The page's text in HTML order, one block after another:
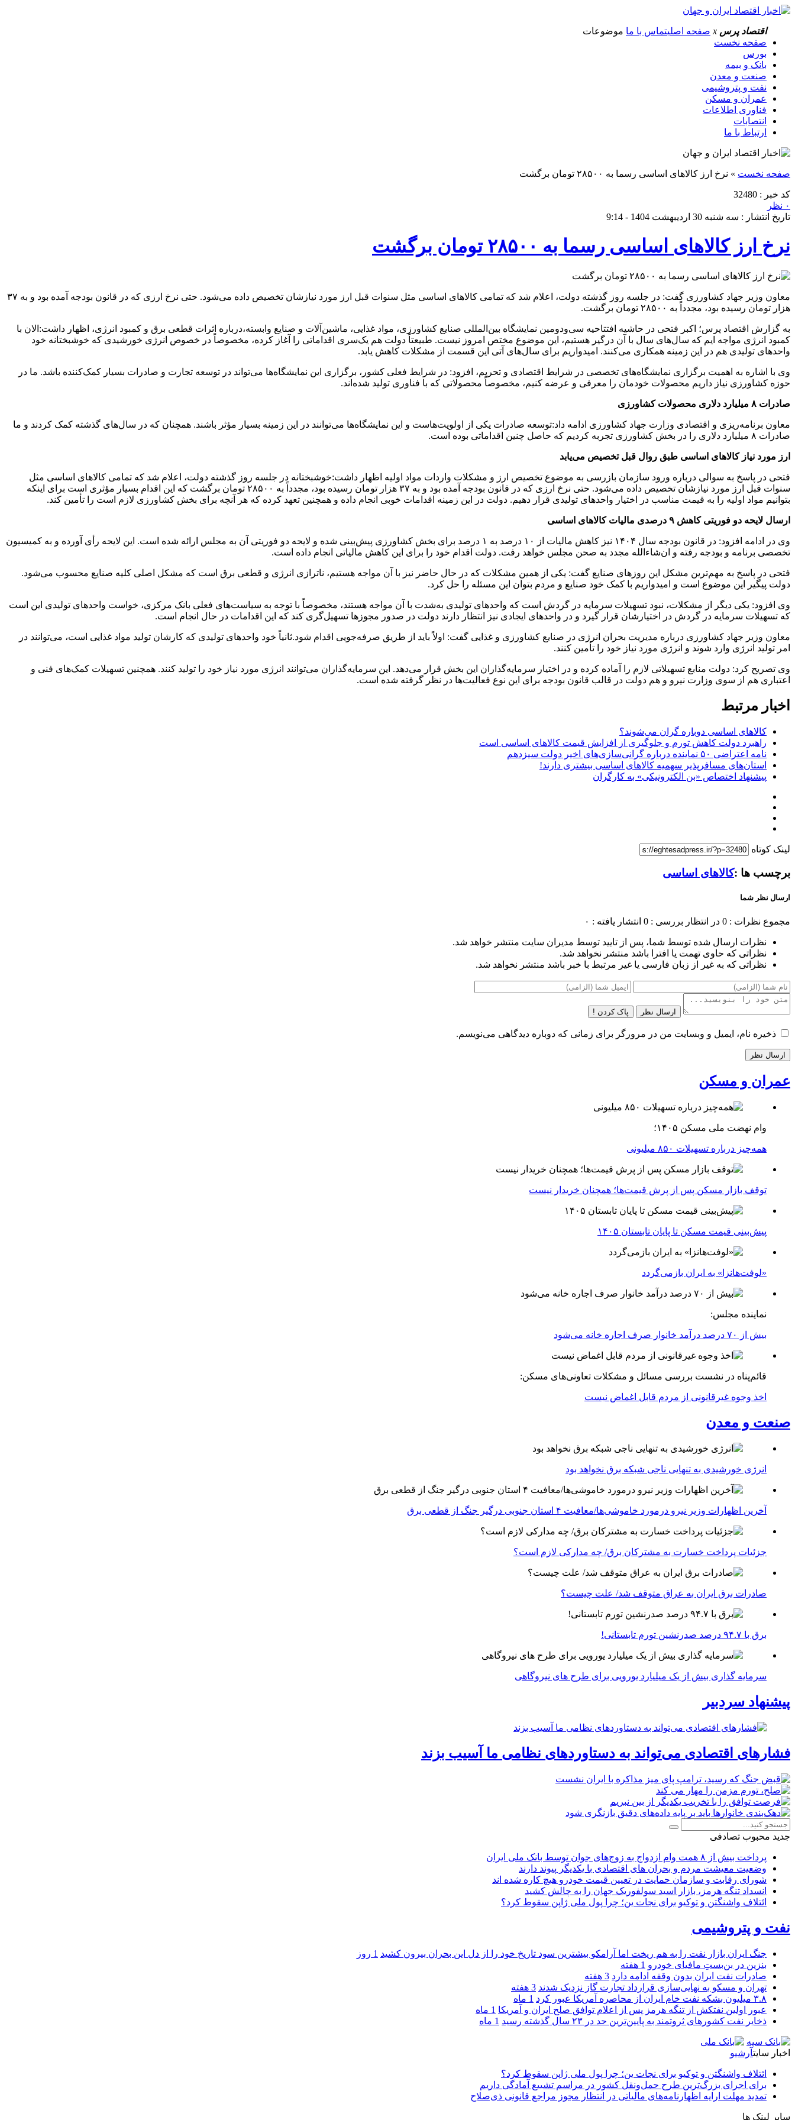
اقتصاد پرس x صفحه اصلیتماس با ما موضوعات
صفحه نخست
بورس
بانک و بیمه
صنعت و معدن
نفت و پتروشیمی
عمران و مسکن
فناوری اطلاعات
انتصابات
ارتباط با ما
صفحه نخست » نرخ ارز کالاهای اساسی رسما به ۲۸۵۰۰ تومان برگشت
کد خبر : 32480
۰ نظر
تاریخ انتشار : سه شنبه 30 اردیبهشت 1404 - 9:14
نرخ ارز کالاهای اساسی رسما به ۲۸۵۰۰ تومان برگشت
معاون وزیر جهاد کشاورزی گفت: در جلسه روز گذشته دولت، اعلام شد که تمامی کالاهای اساسی مثل سنوات قبل ارز مورد نیازشان تخصیص داده می‌شود. حتی نرخ ارزی که در قانون بودجه آمده بود و به ۳۷
هزار تومان رسیده بود، مجدداً به ۲۸۵۰۰ تومان برگشت.
به گزارش اقتصاد پرس؛ اکبر فتحی در حاشیه افتتاحیه سی‌ودومین نمایشگاه بین‌المللی صنایع کشاورزی، مواد غذایی، ماشین‌آلات و صنایع وابسته،درباره اثرات قطعی برق و کمبود انرژی، اظهار داشت:الان با
کمبود انرژی مواجه ایم که سال‌های سال با آن درگیر هستیم، این موضوع مختص امروز نیست. طبیعتاً دولت هم یک‌سری اقداماتی را آغاز کرده، مخصوصاً در خصوص انرژی خورشیدی که خوشبختانه خود
واحدهای تولیدی هم در این زمینه همکاری می‌کنند. امیدواریم برای سال‌های آتی این قسمت از مشکلات کاهش یابد.
وی با اشاره به اهمیت برگزاری نمایشگاه‌های تخصصی در شرایط اقتصادی و تحریم، افزود: در شرایط فعلی کشور، برگزاری این نمایشگاه‌ها می‌تواند در توسعه تجارت و صادرات بسیار کمک‌کننده باشد. ما در
حوزه کشاورزی نیاز داریم محصولات خودمان را معرفی و عرضه کنیم، مخصوصاً محصولاتی که با فناوری تولید شده‌اند.
صادرات ۸ میلیارد دلاری محصولات کشاورزی
معاون برنامه‌ریزی و اقتصادی وزارت جهاد کشاورزی ادامه داد:توسعه صادرات یکی از اولویت‌هاست و این نمایشگاه‌ها می‌توانند در این زمینه بسیار مؤثر باشند. همچنان که در سال‌های گذشته کمک کردند و ما
صادرات ۸ میلیارد دلاری را در بخش کشاورزی تجربه کردیم که حاصل چنین اقداماتی بوده است.
ارز مورد نیاز کالاهای اساسی طبق روال قبل تخصیص می‌یابد
فتحی در پاسخ به سوالی درباره ورود سازمان بازرسی به موضوع تخصیص ارز و مشکلات واردات مواد اولیه اظهار داشت:خوشبختانه در جلسه روز گذشته دولت، اعلام شد که تمامی کالاهای اساسی مثل
سنوات قبل ارز مورد نیازشان تخصیص داده می‌شود. حتی نرخ ارزی که در قانون بودجه آمده بود و به ۳۷ هزار تومان رسیده بود، مجدداً به ۲۸۵۰۰ تومان برگشت که این اقدام بسیار مؤثری است برای اینکه
بتوانیم مواد اولیه را به قیمت مناسب در اختیار واحدهای تولیدی قرار دهیم. دولت در این زمینه اقدامات خوبی انجام داده و همچنین تعهد کرده که هر آنچه برای بخش کشاورزی لازم است را تأمین کند.
ارسال لایحه دو فوریتی کاهش ۹ درصدی مالیات کالاهای اساسی
وی در ادامه افزود: در قانون بودجه سال ۱۴۰۴ نیز کاهش مالیات از ۱۰ درصد به ۱ درصد برای بخش کشاورزی پیش‌بینی شده و لایحه دو فوریتی آن به مجلس ارائه شده است. این لایحه رأی آورده و به کمیسیون
تخصصی برنامه و بودجه رفته و ان‌شاءالله مجدد به صحن مجلس خواهد رفت. دولت اقدام خود را برای این کاهش مالیاتی انجام داده است.
فتحی در پاسخ به مهم‌ترین مشکل این روزهای صنایع گفت: یکی از همین مشکلات که در حال حاضر نیز با آن مواجه هستیم، ناترازی انرژی و قطعی برق است که مشکل اصلی کلیه صنایع محسوب می‌شود.
دولت پیگیر این موضوع است و امیدواریم با کمک خود صنایع و مردم بتوان این مسئله را حل کرد.
وی افزود: یکی دیگر از مشکلات، نبود تسهیلات سرمایه در گردش است که واحدهای تولیدی به‌شدت با آن مواجه هستند، مخصوصاً با توجه به سیاست‌های فعلی بانک مرکزی، خواست واحدهای تولیدی این است
که تسهیلات سرمایه در گردش در اختیارشان قرار گیرد و در واحدهای ایجادی نیز انتظار دارند دولت در صدور مجوزها تسهیل‌گری کند که این اقدامات در حال انجام است.
معاون وزیر جهاد کشاورزی درباره مدیریت بحران انرژی در صنایع کشاورزی و غذایی گفت: اولاً باید از طریق صرفه‌جویی اقدام شود.ثانیاً خود واحدهای تولیدی که کارشان تولید مواد غذایی است، می‌توانند در
امر تولید انرژی وارد شوند و انرژی مورد نیاز خود را تأمین کنند.
وی تصریح کرد: دولت منابع تسهیلاتی لازم را آماده کرده و در اختیار سرمایه‌گذاران این بخش قرار می‌دهد. این سرمایه‌گذاران می‌توانند انرژی مورد نیاز خود را تولید کنند. همچنین تسهیلات کمک‌های فنی و
اعتباری هم از سوی وزارت نیرو و هم دولت در قالب قانون بودجه برای این نوع فعالیت‌ها در نظر گرفته شده است.
اخبار مرتبط
کالاهای اساسی دوباره گران می‌شوند؟
راهبرد دولت کاهش تورم و جلوگیری از افزایش قیمت کالاهای اساسی است
نامه اعتراضی ۵۰ نماینده درباره گرانی‌سازی‌های اخیر دولت سیزدهم
استان‌های مسافرپذیر سهمیه کالاهای اساسی بیشتری دارند!
پیشنهاد اختصاص «بن الکترونیکی» به کارگران
لینک کوتاه
برچسب ها :کالاهای اساسی
ارسال نظر شما
مجموع نظرات : 0 در انتظار بررسی : 0 انتشار یافته : ۰
نظرات ارسال شده توسط شما، پس از تایید توسط مدیران سایت منتشر خواهد شد.
نظراتی که حاوی تهمت یا افترا باشد منتشر نخواهد شد.
نظراتی که به غیر از زبان فارسی یا غیر مرتبط با خبر باشد منتشر نخواهد شد.
ارسال نظر پاک کردن !
ذخیره نام، ایمیل و وبسایت من در مرورگر برای زمانی که دوباره دیدگاهی می‌نویسم.
عمران و مسکن
وام نهضت ملی مسکن ۱۴۰۵؛
همه‌چیز درباره تسهیلات ۸۵۰ میلیونی
توقف بازار مسکن پس از پرش قیمت‌ها؛ همچنان خریدار نیست
پیش‌بینی قیمت مسکن تا پایان تابستان ۱۴۰۵
«لوفت‌هانزا» به ایران بازمی‌گردد
نماینده مجلس:
بیش از ۷۰ درصد درآمد خانوار صرف اجاره خانه می‌شود
قائم‌پناه در نشست بررسی مسائل و مشکلات تعاونی‌های مسکن:
اخذ وجوه غیرقانونی از مردم قابل اغماض نیست
صنعت و معدن
انرژی خورشیدی به تنهایی ناجی شبکه برق نخواهد بود
آخرین اظهارات وزیر نیرو درمورد خاموشی‌ها/معافیت ۴ استان جنوبی درگیر جنگ از قطعی برق
جزئیات پرداخت خسارت به مشترکان برق/ چه مدارکی لازم است؟
صادرات برق ایران به عراق متوقف شد/ علت چیست؟
برق با ۹۴.۷ درصد صدرنشین تورم تابستانی!
سرمایه گذاری بیش از یک میلیارد یورویی برای طرح های نیروگاهی
پیشنهاد سردبیر
فشارهای اقتصادی می‌تواند به دستاوردهای نظامی ما آسیب بزند
جدید محبوب تصادفی
پرداخت بیش از ۸ همت وام ازدواج به زوج‌های جوان توسط بانک ملی ایران
وضعیت معیشت مردم و بحران های اقتصادی با یکدیگر پیوند دارند
شورای رقابت و سازمان حمایت در تعیین قیمت خودرو هیچ کاره شده اند
انسداد تنگه هرمز، بازار اسید سولفوریک جهان را به چالش کشید
ائتلاف واشنگتن و توکیو برای نجات ین؛ چرا پول ملی ژاپن سقوط کرد؟
نفت و پتروشیمی
جنگ ایران بازار نفت را به هم ریخت اما آرامکو بیشترین سود تاریخ خود را از دل این بحران بیرون کشید 1 روز
بنزین در بن‌بستِ مافیای خودرو 1 هفته
صادرات نفت ایران بدون وقفه ادامه دارد 3 هفته
تهران و مسکو به نهایی‌سازی قرارداد تجارت گاز نزدیک شدند 3 هفته
۳.۸ میلیون بشکه نفت خام ایران از محاصره آمریکا عبور کرد
1 ماه
عبور اولین نفتکش از تنگه هرمز پس از اعلام توافق صلح ایران و آمریکا 1 ماه
ذخایر نفت کشورهای ثروتمند به پایین‌ترین حد در ۲۳ سال گذشته رسید
1 ماه
اخبار سایتآرشیو
ائتلاف واشنگتن و توکیو برای نجات ین؛ چرا پول ملی ژاپن سقوط کرد؟
برای اجرای بزرگ‌ترین طرح حمل‌ونقل کشور در مراسم تشییع آمادگی داریم
تمدید مهلت ارایه اظهارنامه‌های مالیاتی در انتظار مجوز مراجع قانونی ذی‌‏صلاح
سایر لینک ها